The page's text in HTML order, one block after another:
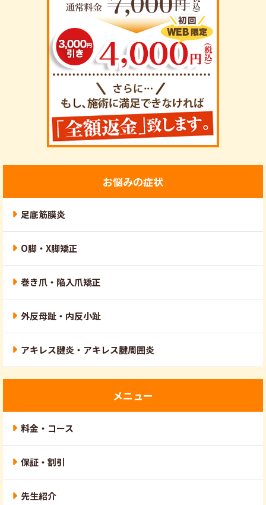
お悩みの症状
足底筋膜炎
O脚・X脚矯正
巻き爪・陥入爪矯正
外反母趾・内反小趾
アキレス腱炎・アキレス腱周囲炎
メニュー
料金・コース
保証・割引
先生紹介